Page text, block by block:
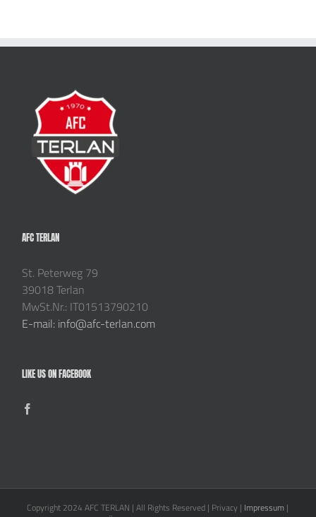
AFC TERLAN
St. Peterweg 79
39018 Terlan
MwSt.Nr.: IT01513790210
E-mail: info@afc-terlan.com
LIKE US ON FACEBOOK
Copyright 2024 AFC TERLAN | All Rights Reserved | Privacy | Impressum |